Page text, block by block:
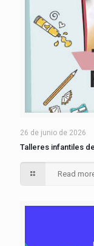
26 de junio de 2026
Talleres infantiles
Read